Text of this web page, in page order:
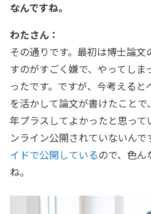
なんですね。
わたさん：
その通りです。最初は博士論
すのがすごく嫌で、やってし
ったです。ですが、今考えると
を活かして論文が書けたこと
年プラスしてよかったと思って
ンライン公開されていないんで
イドで公開しているので、色ん
ね。